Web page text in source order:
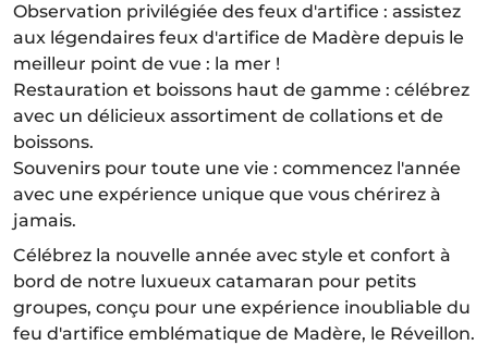
Observation privilégiée des feux d'artifice : assistez
aux légendaires feux d'artifice de Madère depuis le
meilleur point de vue : la mer !
Restauration et boissons haut de gamme : célébrez
avec un délicieux assortiment de collations et de
boissons.
Souvenirs pour toute une vie : commencez l'année
avec une expérience unique que vous chérirez à
jamais.
Célébrez la nouvelle année avec style et confort à
bord de notre luxueux catamaran pour petits
groupes, conçu pour une expérience inoubliable du
feu d'artifice emblématique de Madère, le Réveillon.